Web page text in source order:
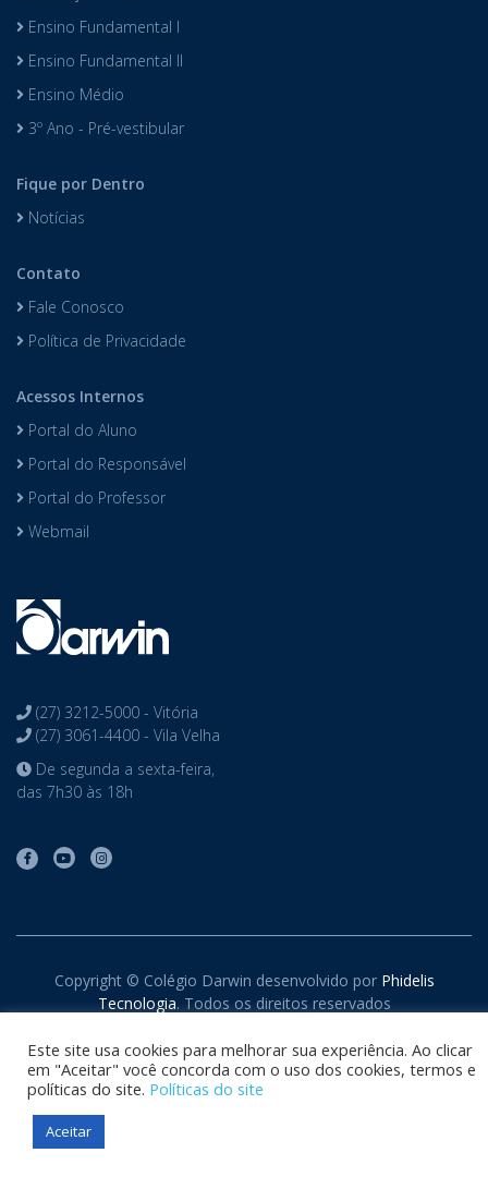
Ensino Fundamental I
Ensino Fundamental II
Ensino Médio
3º Ano - Pré-vestibular
Fique por Dentro
Notícias
Contato
Fale Conosco
Política de Privacidade
Acessos Internos
Portal do Aluno
Portal do Responsável
Portal do Professor
Webmail
(27) 3212-5000 - Vitória
(27) 3061-4400 - Vila Velha
De segunda a sexta-feira,
das 7h30 às 18h
Copyright © Colégio Darwin desenvolvido por Phidelis
Tecnologia. Todos os direitos reservados
Este site usa cookies para melhorar sua experiência. Ao clicar
em "Aceitar" você concorda com o uso dos cookies, termos e
políticas do site. Políticas do site
Aceitar